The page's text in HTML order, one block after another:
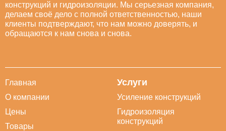
конструкций и гидроизоляции. Мы серьезная компания,
делаем своё дело с полной ответственностью, наши
клиенты подтверждают, что нам можно доверять, и
обращаются к нам снова и снова.
Главная
О компании
Цены
Товары
Услуги
Усиление конструкций
Гидроизоляция
конструкций